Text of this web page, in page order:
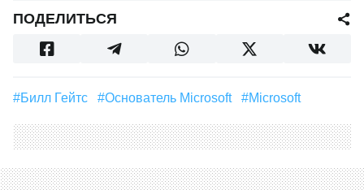
ПОДЕЛИТЬСЯ
#Билл Гейтс #Основатель Microsoft #Microsoft